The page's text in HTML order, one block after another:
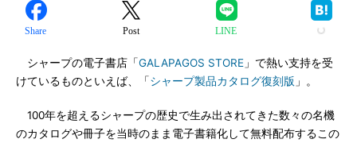
Share Post LINE
シャープの電子書店「GALAPAGOS STORE 」で熱い支持を受
けているものといえば、「シャープ製品カタログ復刻版 」。
100年を超えるシャープの歴史で生み出されてきた数々の名機
のカタログや冊子を当時のまま電子書籍化して無料配布するこの